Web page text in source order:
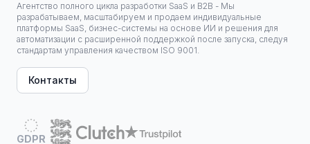
Агентство полного цикла разработки SaaS и B2B - Мы
разрабатываем, масштабируем и продаем индивидуальные
платформы SaaS, бизнес-системы на основе ИИ и решения для
автоматизации с расширенной поддержкой после запуска, следуя
стандартам управления качеством ISO 9001.
Контакты
GDPR